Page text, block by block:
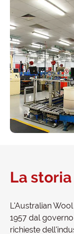
La storia
L'Australian
1957 dal
richieste